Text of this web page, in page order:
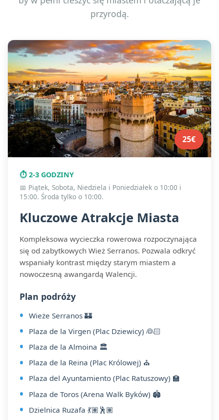
FAQ
przyrodą.
25€
⏱️ 2-3 GODZINY
📅 Piątek, Sobota, Niedziela i Poniedziałek o 10:00 i
15:00. Środa tylko o 10:00.
Kluczowe Atrakcje Miasta
Kompleksowa wycieczka rowerowa rozpoczynająca
się od zabytkowych Wież Serranos. Pozwala odkryć
wspaniały kontrast między starym miastem a
nowoczesną awangardą Walencji.
Plan podróży
Wieże Serranos 🏰
Plaza de la Virgen (Plac Dziewicy) 👰🏻
Plaza de la Almoina 🏛️
Plaza de la Reina (Plac Królowej) ⛪
Plaza del Ayuntamiento (Plac Ratuszowy) 🏫
Plaza de Toros (Arena Walk Byków) 🏟️
Dzielnica Ruzafa 💃🏽🕺🏽